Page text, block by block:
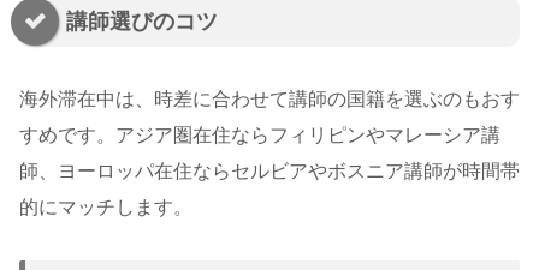
講師選びのコツ
海外滞在中は、時差に合わせて講師の国籍を選ぶのもおす
すめです。アジア圏在住ならフィリピンやマレーシア講
師、ヨーロッパ在住ならセルビアやボスニア講師が時間帯
的にマッチします。